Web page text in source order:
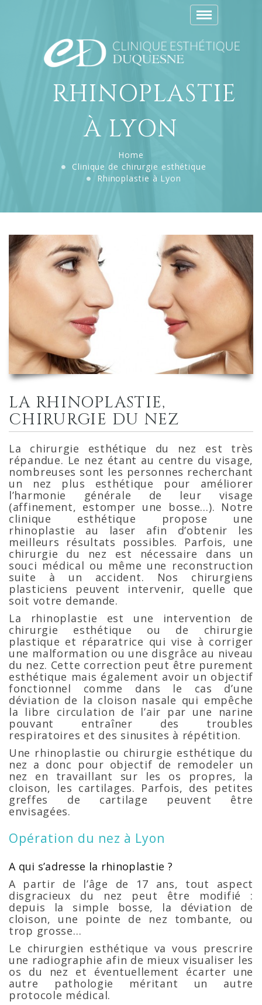
Toggle
navigation
RHINOPLASTIE
À LYON
Home
Clinique de chirurgie esthétique
Rhinoplastie à Lyon
LA RHINOPLASTIE,
CHIRURGIE DU NEZ
La chirurgie esthétique du nez est très
répandue. Le nez étant au centre du visage,
nombreuses sont les personnes recherchant
un nez plus esthétique pour améliorer
l’harmonie générale de leur visage
(affinement, estomper une bosse…). Notre
clinique esthétique propose une
rhinoplastie au laser afin d’obtenir les
meilleurs résultats possibles. Parfois, une
chirurgie du nez est nécessaire dans un
souci médical ou même une reconstruction
suite à un accident. Nos chirurgiens
plasticiens peuvent intervenir, quelle que
soit votre demande.
La rhinoplastie est une intervention de
chirurgie esthétique ou de chirurgie
plastique et réparatrice qui vise à corriger
une malformation ou une disgrâce au niveau
du nez. Cette correction peut être purement
esthétique mais également avoir un objectif
fonctionnel comme dans le cas d’une
déviation de la cloison nasale qui empêche
la libre circulation de l’air par une narine
pouvant entraîner des troubles
respiratoires et des sinusites à répétition.
Une rhinoplastie ou chirurgie esthétique du
nez a donc pour objectif de remodeler un
nez en travaillant sur les os propres, la
cloison, les cartilages. Parfois, des petites
greffes de cartilage peuvent être
envisagées.
Opération du nez à Lyon
A qui s’adresse la rhinoplastie ?
A partir de l’âge de 17 ans, tout aspect
disgracieux du nez peut être modifié :
depuis la simple bosse, la déviation de
cloison, une pointe de nez tombante, ou
trop grosse…
Le chirurgien esthétique va vous prescrire
une radiographie afin de mieux visualiser les
os du nez et éventuellement écarter une
autre pathologie méritant un autre
protocole médical.